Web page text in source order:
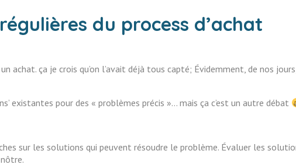
du process d’achat
achat. ça je crois qu’on l’avait déjà tous capté; Évidemment, de nos
existantes pour des « problèmes précis »… mais ça c’est un autre débat
sur les solutions qui peuvent résoudre le problème. Évaluer les